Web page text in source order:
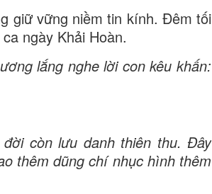
giữ vững niềm tin kính. Đêm tối
ngày Khải Hoàn.
lắng nghe lời con kêu khấn:
còn lưu danh thiên thu. Đây
thêm dũng chí nhục hình thêm